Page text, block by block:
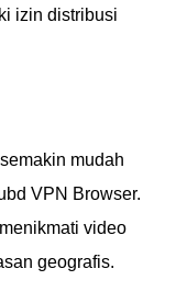
izin distribusi
mudah
VPN Browser.
video
geografis.